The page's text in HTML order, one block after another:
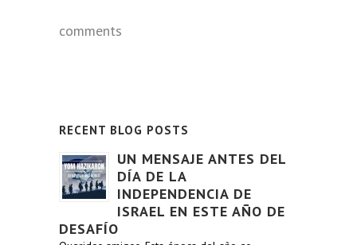
comments
RECENT BLOG POSTS
UN MENSAJE ANTES DEL
DÍA DE LA
INDEPENDENCIA DE
ISRAEL EN ESTE AÑO DE
DESAFÍO